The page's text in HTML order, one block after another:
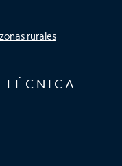
rurales